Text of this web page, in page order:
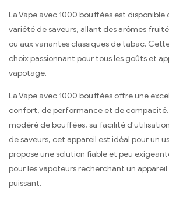
La Vape avec 1000 bouffées est disponible
variété de saveurs, allant des arômes
ou aux variantes classiques de tabac.
choix passionnant pour tous les goûts et
vapotage.
La Vape avec 1000 bouffées offre une
confort, de performance et de compacité.
modéré de bouffées, sa facilité
de saveurs, cet appareil est idéal pour un
propose une solution fiable et peu
pour les vapoteurs recherchant un
puissant.